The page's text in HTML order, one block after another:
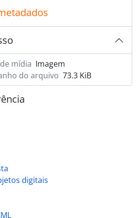
mídia Imagem
do arquivo 73.3 KiB
digitais